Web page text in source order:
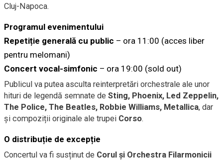
Cluj-Napoca.
Programul evenimentului
Repetiție generală cu public – ora 11:00 (acces liber
pentru melomani)
Concert vocal-simfonic – ora 19:00 (sold out)
Publicul va putea asculta reinterpretări orchestrale ale unor
hituri de legendă semnate de Sting, Phoenix, Led Zeppelin,
The Police, The Beatles, Robbie Williams, Metallica, dar
și compoziții originale ale trupei Corso.
O distribuție de excepție
Concertul va fi susținut de Corul și Orchestra Filarmonicii